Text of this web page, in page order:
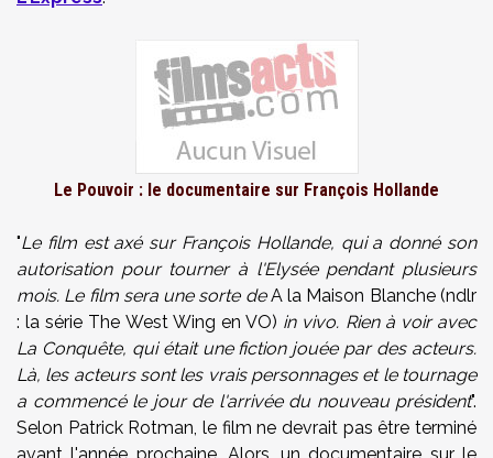
Le Pouvoir : le documentaire sur François Hollande
"Le film est axé sur François Hollande, qui a donné son
autorisation pour tourner à l'Elysée pendant plusieurs
mois. Le film sera une sorte deA la Maison Blanche (ndlr
: la série The West Wing en VO) in vivo. Rien à voir avec
La Conquête, qui était une fiction jouée par des acteurs.
Là, les acteurs sont les vrais personnages et le tournage
a commencé le jour de l'arrivée du nouveau président".
Selon Patrick Rotman, le film ne devrait pas être terminé